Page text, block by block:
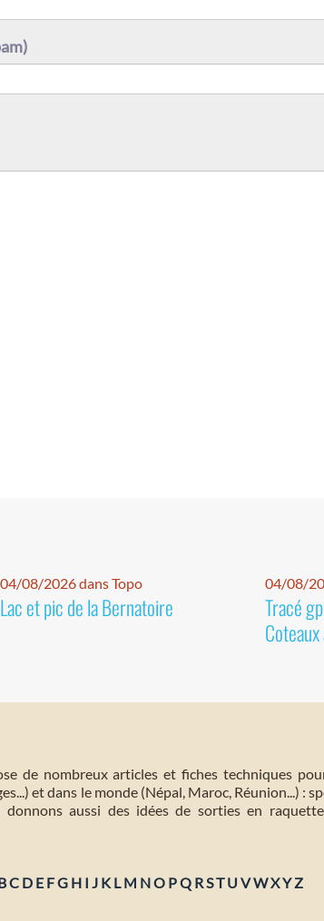
04/08/2026 dans Topo
Lac et pic de la Bernatoire
04/08/
Tracé
de nombreux articles et fiches techniques
et dans le monde (Népal, Maroc, Réunion...) :
aussi des idées de sorties en
C D E FG H I J K L M NO PQ RST U VWXYZ